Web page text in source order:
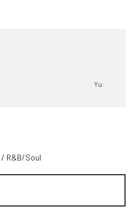
Yu
/ R&B/Soul